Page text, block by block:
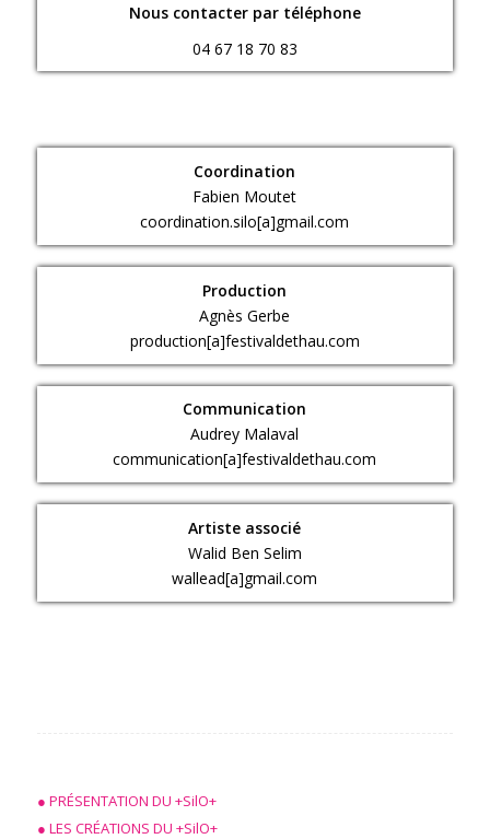
Nous contacter par téléphone
04 67 18 70 83
Coordination
Fabien Moutet
coordination.silo[a]gmail.com
Production
Agnès Gerbe
production[a]festivaldethau.com
Communication
Audrey Malaval
communication[a]festivaldethau.com
Artiste associé
Walid Ben Selim
wallead[a]gmail.com
● PRÉSENTATION DU +SilO+
● LES CRÉATIONS DU +SilO+